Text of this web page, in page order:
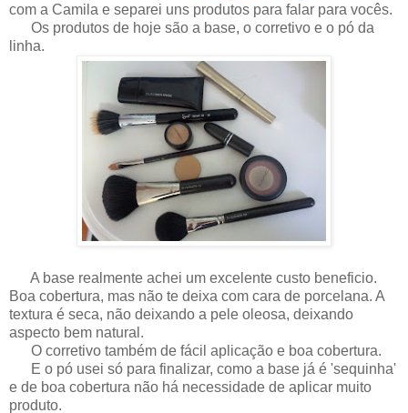
com a Camila e separei uns produtos para falar para vocês.
Os produtos de hoje são a base, o corretivo e o pó da
linha.
A base realmente achei um excelente custo beneficio.
Boa cobertura, mas não te deixa com cara de porcelana. A
textura é seca, não deixando a pele oleosa, deixando
aspecto bem natural.
O corretivo também de fácil aplicação e boa cobertura.
E o pó usei só para finalizar, como a base já é 'sequinha'
e de boa cobertura não há necessidade de aplicar muito
produto.